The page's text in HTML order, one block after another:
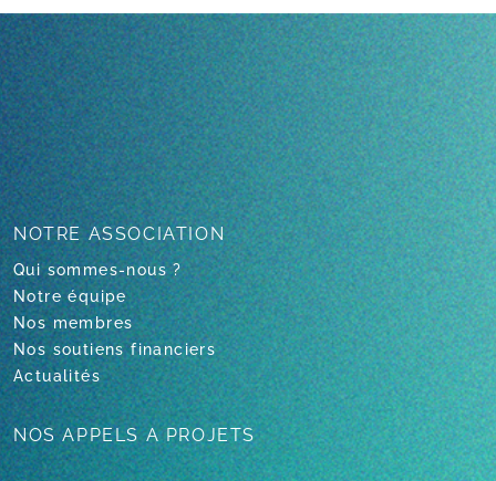
NOTREASSOCIATION
Qui sommes-nous ?
Notre équipe
Nos membres
Nos soutiens financiers
Actualités
NOS APPELSA PROJETS